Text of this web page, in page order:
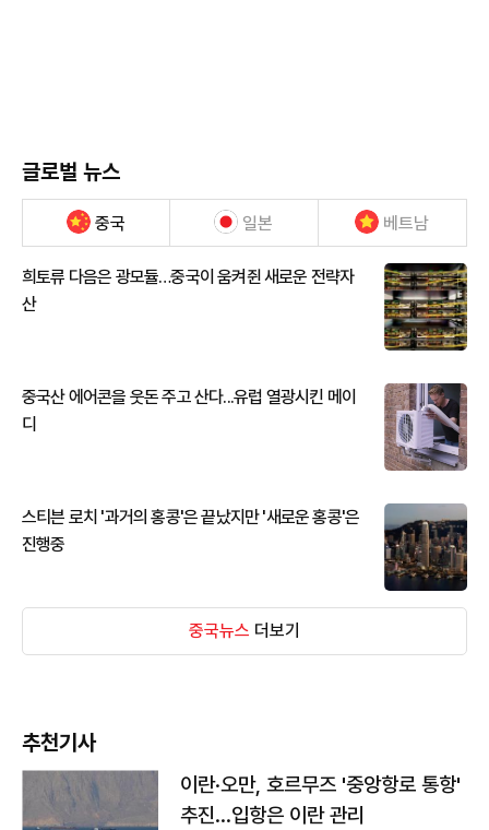
글로벌 뉴스
중국 일본 베트남
희토류 다음은 광모듈…중국이 움켜쥔 새로운 전략자
산
중국산 에어콘을 웃돈 주고 산다...유럽 열광시킨 메이
디
스티븐 로치 '과거의 홍콩'은 끝났지만 '새로운 홍콩'은
진행중
중국뉴스 더보기
추천기사
이란·오만, 호르무즈 '중앙항로 통항'
추진…입항은 이란 관리